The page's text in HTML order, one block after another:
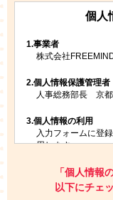
個人
1.事業者
株式会社
2.個人情報保護管理者
人事総務部長 京
3.個人情報の利用
入力フォームに登
用します。
お問い合わせに
レプトンのキャ
室等をご案内す
「個人情報
以下にチェ